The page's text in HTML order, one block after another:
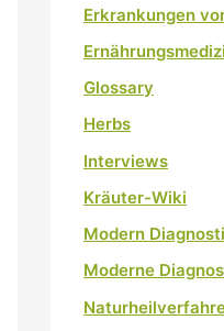
Erkrankungen
Glossary
Herbs
Interviews
Kräuter-Wiki
Modern
Moderne